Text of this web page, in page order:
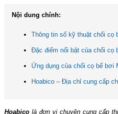
Nội dung chính:
Thông tin số kỹ thuật chổi cọ
Đặc điểm nổi bật của chổi cọ
Ứng dụng của chổi cọ bể bơi
Hoabico – Địa chỉ cung cấp
Hoabico là đơn vị chuyên cung cấp